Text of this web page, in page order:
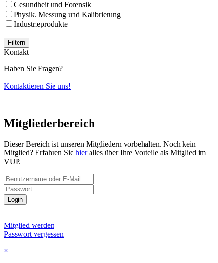
Gesundheit und Forensik
Physik. Messung und Kalibrierung
Industrieprodukte
Filtern
Kontakt
Haben Sie Fragen?
Kontaktieren Sie uns!
Mitgliederbereich
Dieser Bereich ist unseren Mitgliedern vorbehalten. Noch kein
Mitglied? Erfahren Sie hieralles über Ihre Vorteile als Mitglied im
VUP.
Login
Mitglied werden
Passwort vergessen
×